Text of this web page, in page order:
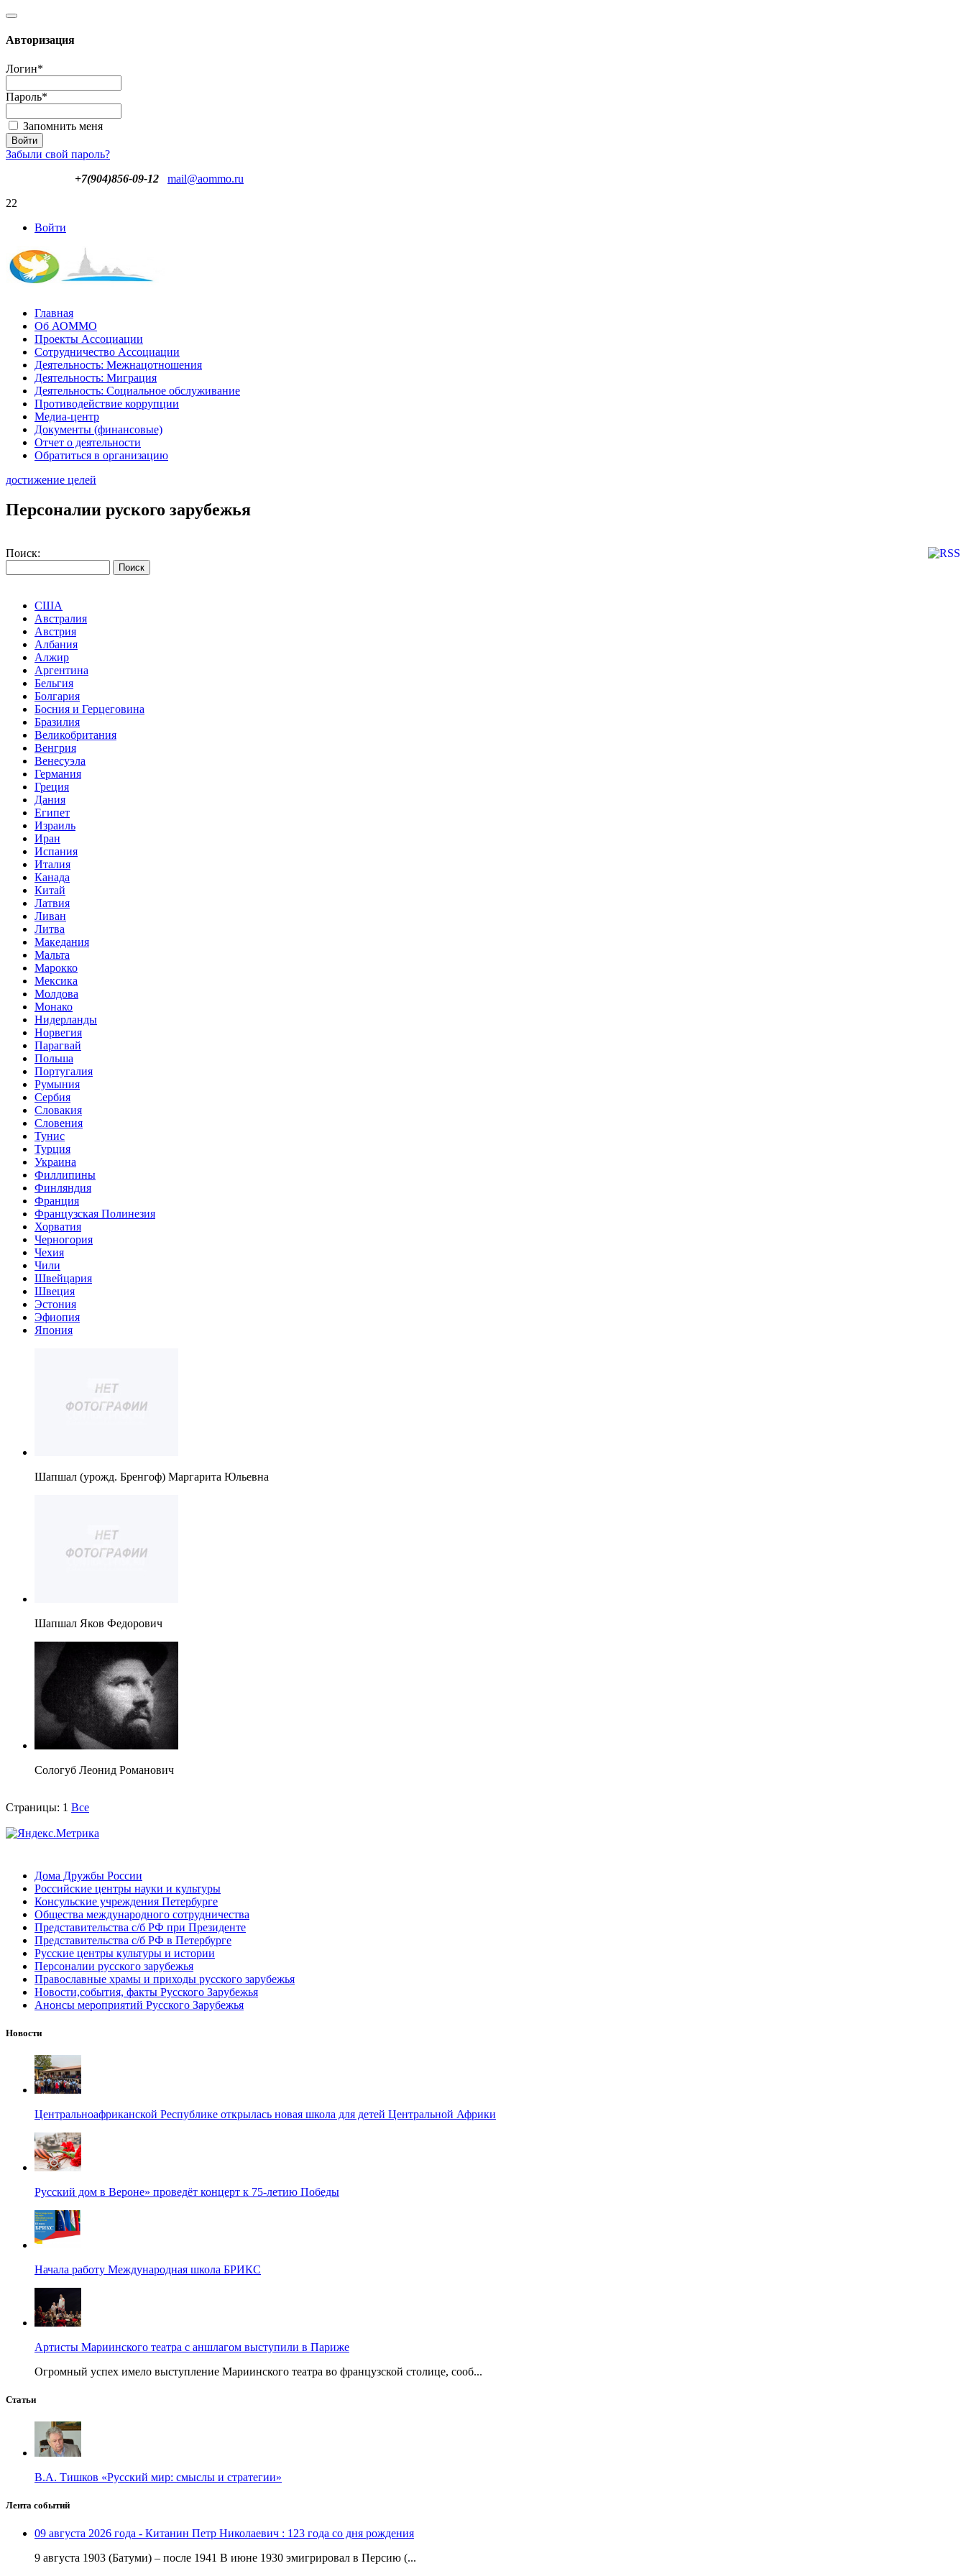
Авторизация
Логин*
Пароль*
Запомнить меня
Забыли свой пароль?
+7(904)856-09-12
mail@aommo.ru
22
Войти
Главная
Об АОММО
Проекты Ассоциации
Сотрудничество Ассоциации
Деятельность: Межнацотношения
Деятельность: Миграция
Деятельность: Социальное обслуживание
Противодействие коррупции
Медиа-центр
Документы (финансовые)
Отчет о деятельности
Обратиться в организацию
достижение целей
Персоналии руского зарубежья
Поиск:
США
Австралия
Австрия
Албания
Алжир
Аргентина
Бельгия
Болгария
Босния и Герцеговина
Бразилия
Великобритания
Венгрия
Венесуэла
Германия
Греция
Дания
Египет
Израиль
Иран
Испания
Италия
Канада
Китай
Латвия
Ливан
Литва
Македания
Мальта
Марокко
Мексика
Молдова
Монако
Нидерланды
Норвегия
Парагвай
Польша
Португалия
Румыния
Сербия
Словакия
Словения
Тунис
Турция
Украина
Филлипины
Финляндия
Франция
Французская Полинезия
Хорватия
Черногория
Чехия
Чили
Швейцария
Швеция
Эстония
Эфиопия
Япония
Шапшал (урожд. Бренгоф) Маргарита Юльевна
Шапшал Яков Федорович
Сологуб Леонид Романович
Страницы: 1 Все
Дома Дружбы России
Российские центры науки и культуры
Консульские учреждения Петербурге
Общества международного сотрудничества
Представительства с/б РФ при Президенте
Представительства с/б РФ в Петербурге
Русские центры культуры и истории
Персоналии русского зарубежья
Православные храмы и приходы русского зарубежья
Новости,события, факты Русского Зарубежья
Анонсы мероприятий Русского Зарубежья
Новости
Центральноафриканской Республике открылась новая школа для детей Центральной Африки
Русский дом в Вероне» проведёт концерт к 75-летию Победы
Начала работу Международная школа БРИКС
Артисты Мариинского театра с аншлагом выступили в Париже
Огромный успех имело выступление Мариинского театра во французской столице, сооб...
Статьи
В.А. Тишков «Русский мир: смыслы и стратегии»
Лента событий
09 августа 2026 года - Китанин Петр Николаевич : 123 года со дня рождения
9 августа 1903 (Батуми) – после 1941 В июне 1930 эмигрировал в Персию (...